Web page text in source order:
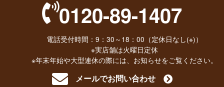
0120-89-1407
電話受付時間：9：30～18：00（定休日なし(※)）
※実店舗は火曜日定休
※年末年始や大型連休の際には、お知らせをご覧ください。
メールでお問い合わせ